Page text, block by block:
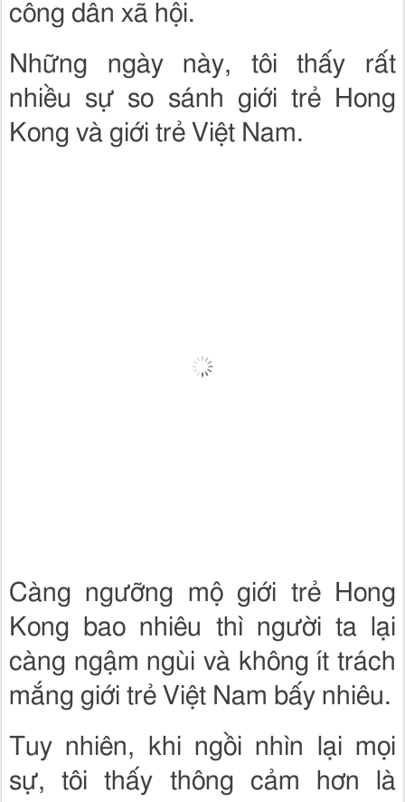
công dân xã hội.
Những ngày này, tôi thấy rất
nhiều sự so sánh giới trẻ Hong
Kong và giới trẻ Việt Nam.
Càng ngưỡng mộ giới trẻ Hong
Kong bao nhiêu thì người ta lại
càng ngậm ngùi và không ít trách
mắng giới trẻ Việt Nam bấy nhiêu.
Tuy nhiên, khi ngồi nhìn lại mọi
sự, tôi thấy thông cảm hơn là